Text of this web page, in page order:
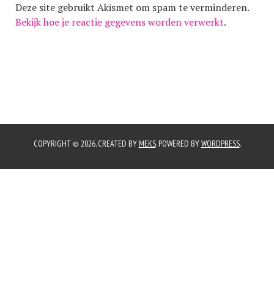
Deze site gebruikt Akismet om spam te verminderen.
Bekijk hoe je reactie gegevens worden verwerkt.
COPYRIGHT © 2026. CREATED BY MEKS. POWERED BYWORDPRESS.